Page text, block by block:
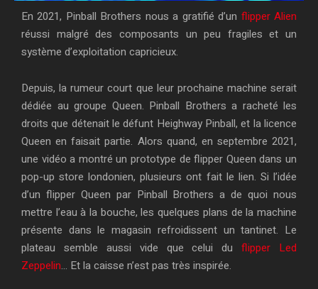
En 2021, Pinball Brothers nous a gratifié d’un flipper Alien
réussi malgré des composants un peu fragiles et un
système d’exploitation capricieux.
Depuis, la rumeur court que leur prochaine machine serait
dédiée au groupe Queen. Pinball Brothers a racheté les
droits que détenait le défunt Heighway Pinball, et la licence
Queen en faisait partie. Alors quand, en septembre 2021,
une vidéo a montré un prototype de flipper Queen dans un
pop-up store londonien, plusieurs ont fait le lien. Si l’idée
d’un flipper Queen par Pinball Brothers a de quoi nous
mettre l’eau à la bouche, les quelques plans de la machine
présente dans le magasin refroidissent un tantinet. Le
plateau semble aussi vide que celui duflipper Led
Zeppelin… Et la caisse n’est pas très inspirée.